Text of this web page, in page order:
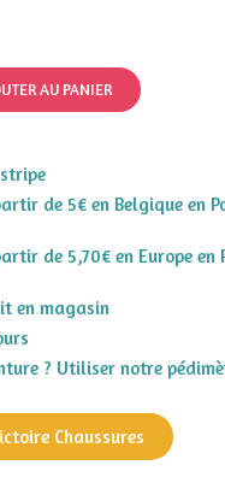
AU PANIER
de 5€ en Belgique en
de 5,70€ en Europe en
en magasin
? Utiliser notre
Chaussures